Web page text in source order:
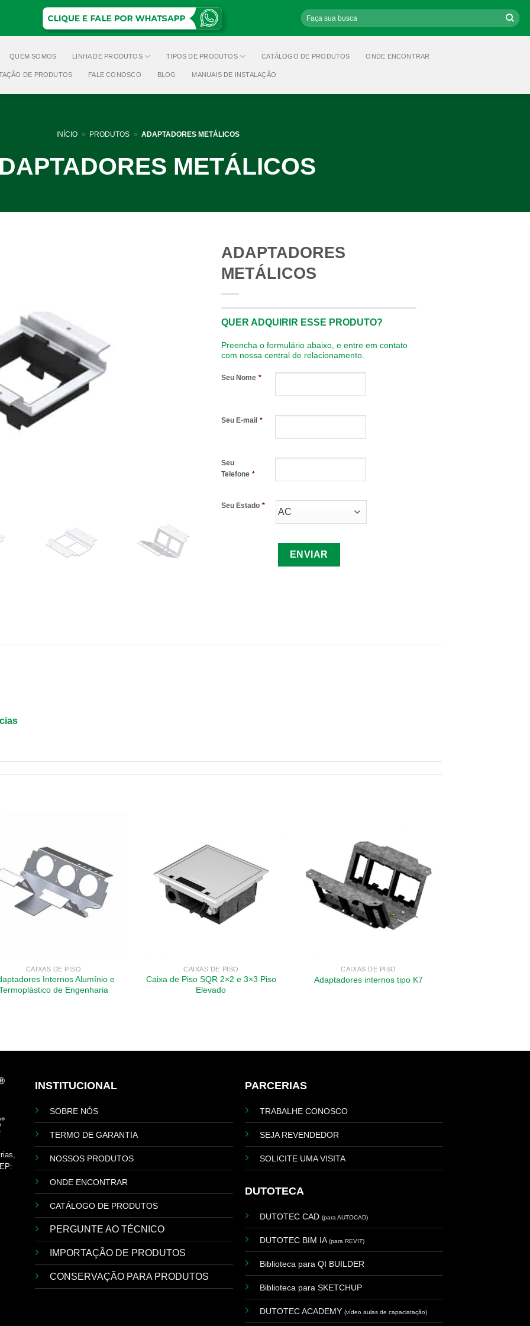
Pesquisar
por:
QUEM SOMOS LINHA DE PRODUTOS TIPOS DE PRODUTOS CATÁLOGO DE PRODUTOS ONDE ENCONTRAR
DE PRODUTOS FALE CONOSCO BLOG MANUAIS DE INSTALAÇÃO
INÍCIO » PRODUTOS » ADAPTADORES METÁLICOS
METÁLICOS
ADAPTADORES
METÁLICOS
QUER ADQUIRIR ESSE PRODUTO?
Preencha o formulário abaixo, e entre em contato
com nossa central de relacionamento.
Seu Nome *
Seu E-mail *
Seu
Telefone *
Seu Estado *
CAIXAS DE PISO
Internos Alumínio e
de Engenharia
CAIXAS DE PISO
Caixa de Piso SQR 2×2 e 3×3 Piso
Elevado
CAIXAS DE PISO
Adaptadores internos tipo K7
INSTITUCIONAL
SOBRE NÓS
TERMO DE GARANTIA
NOSSOS PRODUTOS
ONDE ENCONTRAR
CATÁLOGO DE PRODUTOS
PERGUNTE AO TÉCNICO
IMPORTAÇÃO DE PRODUTOS
CONSERVAÇÃO PARA PRODUTOS
PARCERIAS
TRABALHE CONOSCO
SEJA REVENDEDOR
SOLICITE UMA VISITA
DUTOTECA
DUTOTEC CAD (para AUTOCAD)
DUTOTEC BIM IA (para REVIT)
Biblioteca para QI BUILDER
Biblioteca para SKETCHUP
DUTOTEC ACADEMY (vídeo aulas de capaciatação)